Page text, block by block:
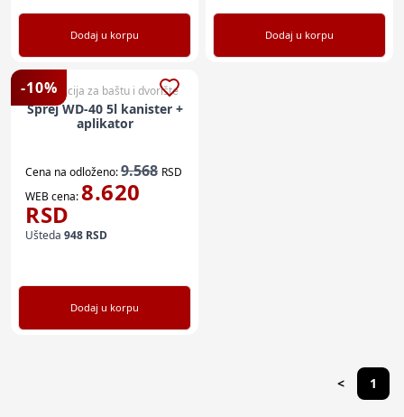
Dodaj u korpu Dodaj u korpu
-10%
Dekoracija za baštu i dvorište
Sprej WD-40 5l kanister +
aplikator
Cena na odloženo:9.568 RSD
WEB cena:8.620
RSD
Ušteda 948 RSD
Dodaj u korpu
< 1